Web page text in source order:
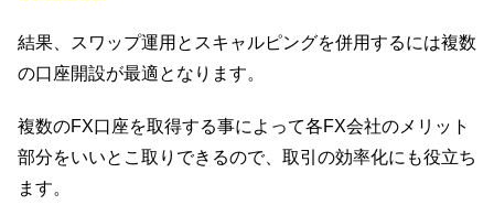
結果、スワップ運用とスキャルピングを併用するには複数
の口座開設が最適となります。
複数のFX口座を取得する事によって各FX会社のメリット
部分をいいとこ取りできるので、取引の効率化にも役立ち
ます。